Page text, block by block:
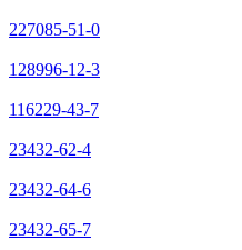
227085-51-0
128996-12-3
116229-43-7
23432-62-4
23432-64-6
23432-65-7